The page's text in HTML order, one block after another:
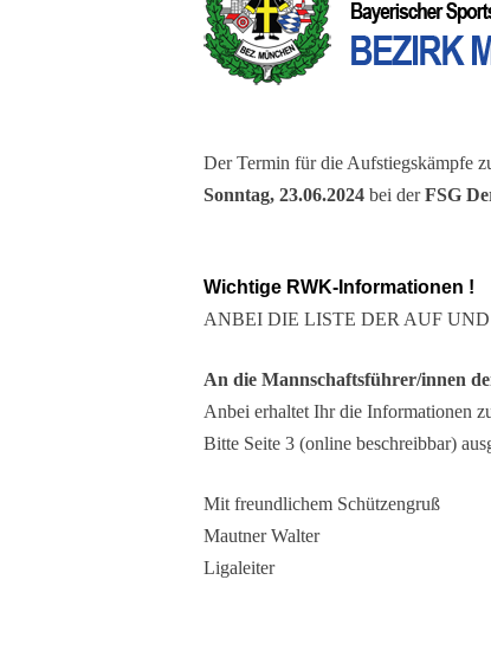
Der Termin für die Aufstiegskämpfe
Sonntag, 23.06.2024 bei derFSG
Wichtige RWK-Informationen !
ANBEI DIE LISTE DER AUF UND
An die Mannschaftsführer/innen
Anbei erhaltet Ihr die Informationen
Bitte Seite 3 (online beschreibbar)
Mit freundlichem Schützengruß
Mautner Walter
Ligaleiter